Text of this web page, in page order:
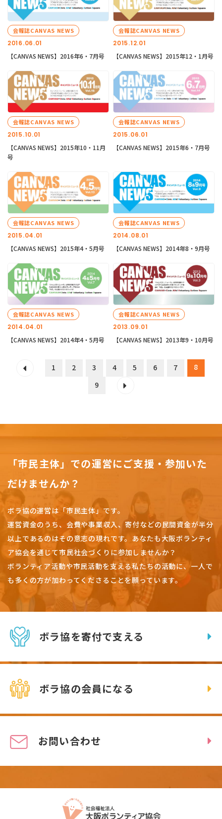
2016.06.01
会報誌CANVAS NEWS
【CANVAS NEWS】2016年6・7月号
2015.12.01
会報誌CANVAS NEWS
【CANVAS NEWS】2015年12・1月号
2015.10.01
会報誌CANVAS NEWS
【CANVAS NEWS】2015年10・11月
号
2015.06.01
会報誌CANVAS NEWS
【CANVAS NEWS】2015年6・7月号
2015.04.01
会報誌CANVAS NEWS
【CANVAS NEWS】2015年4・5月号
2014.08.01
会報誌CANVAS NEWS
【CANVAS NEWS】2014年8・9月号
2014.04.01
会報誌CANVAS NEWS
【CANVAS NEWS】2014年4・5月号
2013.09.01
会報誌CANVAS NEWS
【CANVAS NEWS】2013年9・10月号
1 2 3 4 5 6 7
8
9
「市民主体」での運営にご支援・参加いた
だけませんか？
ボラ協の運営は「市民主体」です。
運営資金のうち、会費や事業収入、寄付などの民間資金が半分
以上であるのはその意志の現れです。 あなたも大阪ボランティ
ア協会を通じて市民社会づくりに参加しませんか？
ボランティア活動や市民活動を支える私たちの活動に、一人で
も多くの方が加わってくださることを願っています。
ボラ協を寄付で支える
ボラ協の会員になる
お問い合わせ